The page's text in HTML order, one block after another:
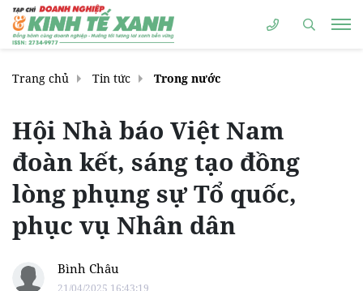
Trang chủ Tin tức Trong nước
Hội Nhà báo Việt Nam
đoàn kết, sáng tạo đồng
lòng phụng sự Tổ quốc,
phục vụ Nhân dân
Bình Châu
21/04/2025 16:43:19